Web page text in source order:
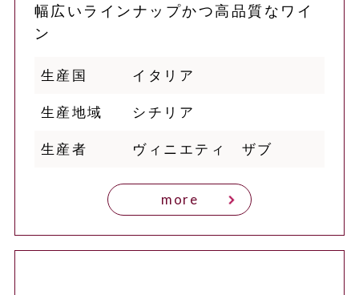
幅広いラインナップかつ高品質なワイ
ン
生産国 イタリア
生産地域 シチリア
生産者 ヴィニエティ ザブ
more